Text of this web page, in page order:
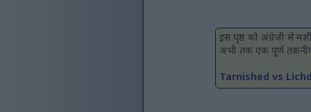
इस पृष्ठ को अंग्रेजी से
अभी तक एक पूर्ण
Tarnished vs